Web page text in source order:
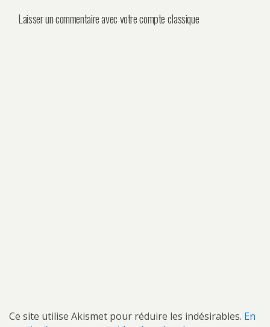
Laisser un commentaire avec votre compte classique
Ce site utilise Akismet pour réduire les indésirables. En